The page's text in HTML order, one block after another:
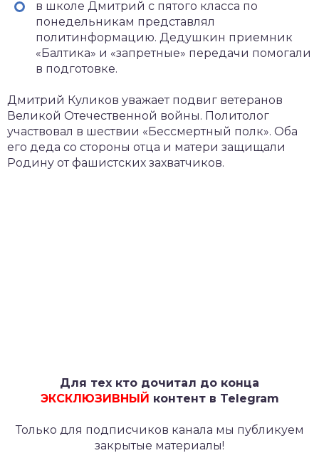
в школе Дмитрий с пятого класса по
понедельникам представлял
политинформацию. Дедушкин приемник
«Балтика» и «запретные» передачи помогали
в подготовке.
Дмитрий Куликов уважает подвиг ветеранов
Великой Отечественной войны. Политолог
участвовал в шествии «Бессмертный полк». Оба
его деда со стороны отца и матери защищали
Родину от фашистских захватчиков.
Для тех кто дочитал до конца
ЭКСКЛЮЗИВНЫЙ контент в Telegram
Только для подписчиков канала мы публикуем
закрытые материалы!